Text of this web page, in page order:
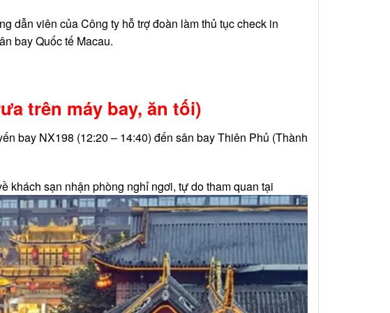
dẫn viên của Công ty hỗ trợ đoàn làm thủ tục check in
bay Quốc tế Macau.
trên máy bay, ăn tối)
bay NX198 (12:20 – 14:40) đến sân bay Thiên Phủ (Thành
khách sạn nhận phòng nghỉ ngơi, tự do tham quan tại